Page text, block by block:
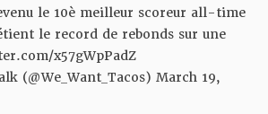
le 10è meilleur scoreur all-time
le record de rebonds sur une
x57gWpPadZ
(@We_Want_Tacos) March 19,